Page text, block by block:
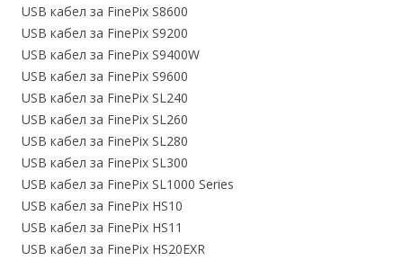
USB кабел за FinePix S8600
USB кабел за FinePix S9200
USB кабел за FinePix S9400W
USB кабел за FinePix S9600
USB кабел за FinePix SL240
USB кабел за FinePix SL260
USB кабел за FinePix SL280
USB кабел за FinePix SL300
USB кабел за FinePix SL1000 Series
USB кабел за FinePix HS10
USB кабел за FinePix HS11
USB кабел за FinePix HS20EXR